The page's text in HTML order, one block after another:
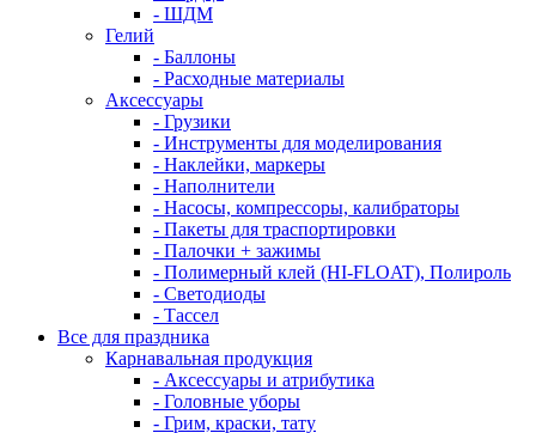
- ШДМ
Гелий
- Баллоны
- Расходные материалы
Аксессуары
- Грузики
- Инструменты для моделирования
- Наклейки, маркеры
- Наполнители
- Насосы, компрессоры, калибраторы
- Пакеты для траспортировки
- Палочки + зажимы
- Полимерный клей (HI-FLOAT), Полироль
- Светодиоды
- Тассел
Все для праздника
Карнавальная продукция
- Аксессуары и атрибутика
- Головные уборы
- Грим, краски, тату